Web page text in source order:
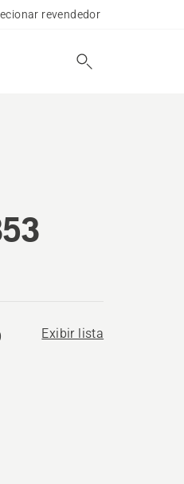
revendedor
Exibir lista